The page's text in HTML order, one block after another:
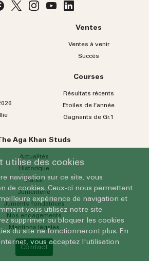
Ventes
Ventes à venir
Succès
Courses
Résultats récents
Etoiles de l’année
Gagnants de Gr.1
Aga Khan Studs
Actualités
Historique
Haras
Jumenterie
Juments fondatrices
Nos engagements
Mentions légales
Contact
utilise des cookies
navigation sur ce site, vous
de cookies. Ceux-ci nous permettent
expérience de navigation et
vous utilisez notre site
supprimer ou bloquer les cookies
du site ne fonctionneront plus. En
vous acceptez l'utilisation